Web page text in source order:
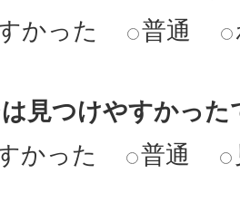
かった
普通
見つけやすかった
かった
普通